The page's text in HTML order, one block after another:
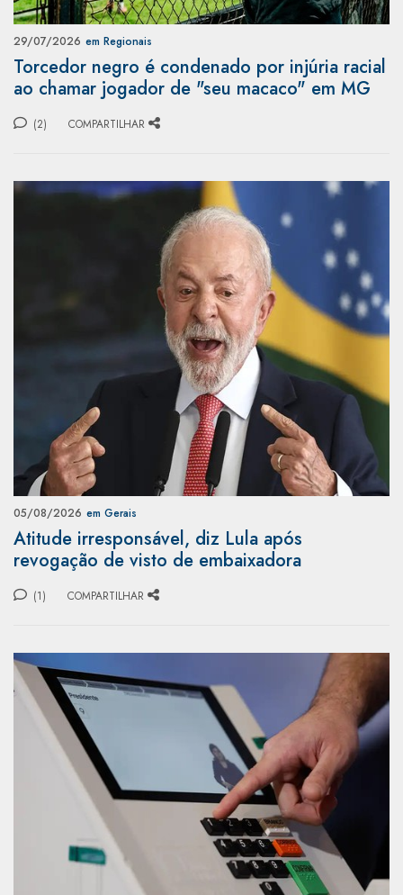
29/07/2026 em Regionais
Torcedor negro é condenado por injúria racial
ao chamar jogador de "seu macaco" em MG
(2) COMPARTILHAR
05/08/2026 em Gerais
Atitude irresponsável, diz Lula após
revogação de visto de embaixadora
(1) COMPARTILHAR